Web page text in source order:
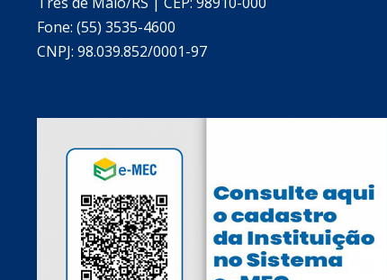
Fone: (55) 3535-4600
CNPJ: 98.039.852/0001-97